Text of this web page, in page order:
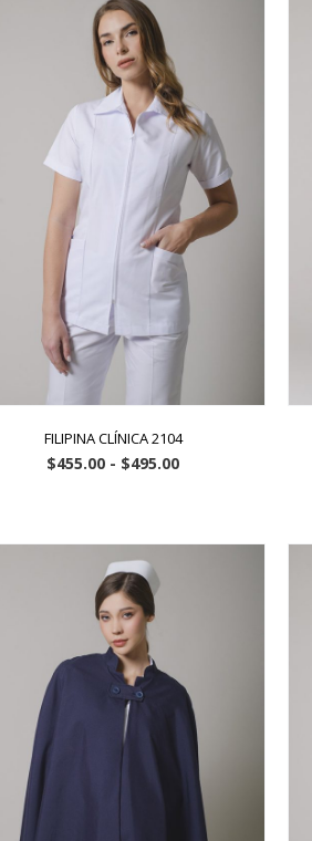
FILIPINA CLÍNICA 2104
$455.00 - $495.00